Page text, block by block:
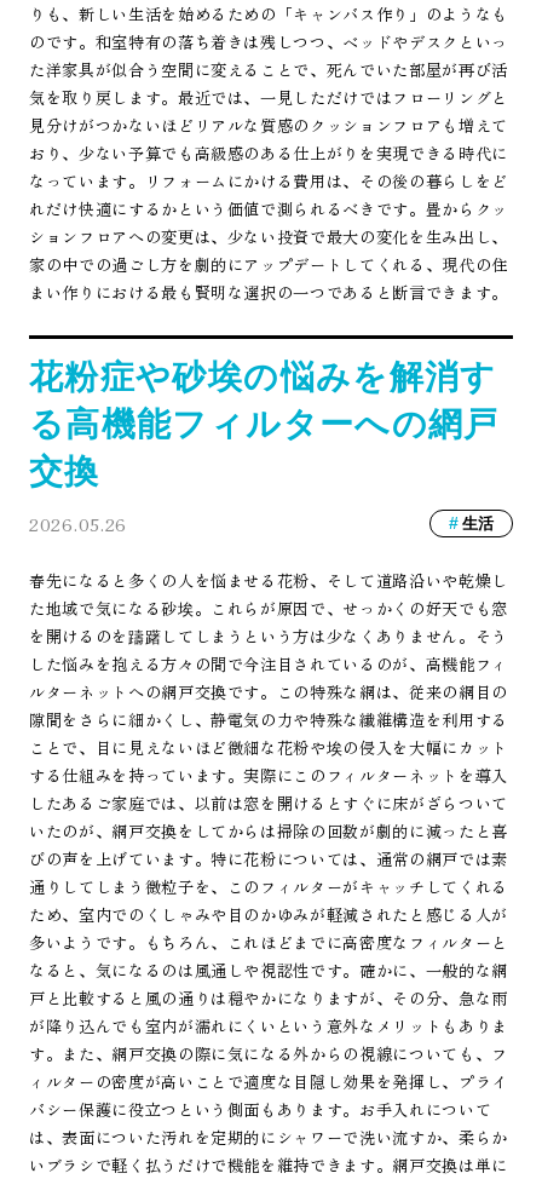
りも、新しい生活を始めるための「キャンバス作り」のようなも
のです。和室特有の落ち着きは残しつつ、ベッドやデスクといっ
た洋家具が似合う空間に変えることで、死んでいた部屋が再び活
気を取り戻します。最近では、一見しただけではフローリングと
見分けがつかないほどリアルな質感のクッションフロアも増えて
おり、少ない予算でも高級感のある仕上がりを実現できる時代に
なっています。リフォームにかける費用は、その後の暮らしをど
れだけ快適にするかという価値で測られるべきです。畳からクッ
ションフロアへの変更は、少ない投資で最大の変化を生み出し、
家の中での過ごし方を劇的にアップデートしてくれる、現代の住
まい作りにおける最も賢明な選択の一つであると断言できます。
花粉症や砂埃の悩みを解消す
る高機能フィルターへの網戸
交換
2026.05.26 生活
春先になると多くの人を悩ませる花粉、そして道路沿いや乾燥し
た地域で気になる砂埃。これらが原因で、せっかくの好天でも窓
を開けるのを躊躇してしまうという方は少なくありません。そう
した悩みを抱える方々の間で今注目されているのが、高機能フィ
ルターネットへの網戸交換です。この特殊な網は、従来の網目の
隙間をさらに細かくし、静電気の力や特殊な繊維構造を利用する
ことで、目に見えないほど微細な花粉や埃の侵入を大幅にカット
する仕組みを持っています。実際にこのフィルターネットを導入
したあるご家庭では、以前は窓を開けるとすぐに床がざらついて
いたのが、網戸交換をしてからは掃除の回数が劇的に減ったと喜
びの声を上げています。特に花粉については、通常の網戸では素
通りしてしまう微粒子を、このフィルターがキャッチしてくれる
ため、室内でのくしゃみや目のかゆみが軽減されたと感じる人が
多いようです。もちろん、これほどまでに高密度なフィルターと
なると、気になるのは風通しや視認性です。確かに、一般的な網
戸と比較すると風の通りは穏やかになりますが、その分、急な雨
が降り込んでも室内が濡れにくいという意外なメリットもありま
す。また、網戸交換の際に気になる外からの視線についても、フ
ィルターの密度が高いことで適度な目隠し効果を発揮し、プライ
バシー保護に役立つという側面もあります。お手入れについて
は、表面についた汚れを定期的にシャワーで洗い流すか、柔らか
いブラシで軽く払うだけで機能を維持できます。網戸交換は単に